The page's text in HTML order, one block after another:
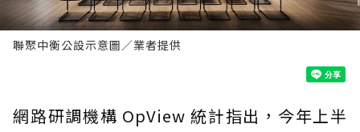
聯聚中衡公設示意圖／業者提供
網路研調機構 OpView 統計指出，今年上半